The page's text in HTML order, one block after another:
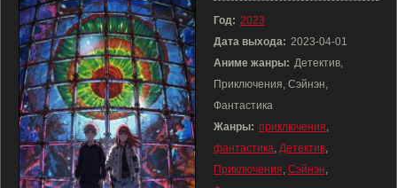
Год: 2023
Дата выхода: 2023-04-01
Аниме жанры: Детектив,
Приключения, Сэйнэн,
Фантастика
Жанры: приключения,
фантастика, Детектив,
Приключения, Сэйнэн,